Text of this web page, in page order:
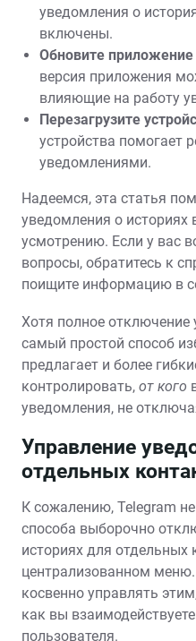
уведомления о
включены.
Обновите приложение
версия приложения
влияющие на работу
Перезагрузите
устройства помогает
уведомлениями.
Надеемся, эта статья
уведомления о историях
усмотрению. Если у вас
вопросы, обратитесь к
поищите информацию в
Хотя полное отключение
самый простой способ
предлагает и более
контролировать, от кого
уведомления, не
Управление
отдельных
К сожалению, Telegram
способа выборочно
историях для отдельных
централизованном
косвенно управлять
как вы
пользователя.